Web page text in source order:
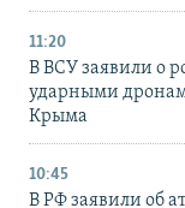
11:20
В ВСУ заявили о
ударными
Крыма
10:45
В РФ заявили об